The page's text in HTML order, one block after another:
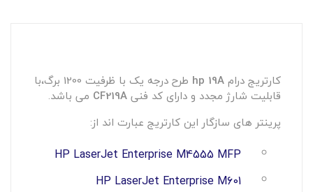
کارتریج درام
طرح درجه یک با ظرفیت 1200 برگ،با
قابلیت شارژ مجدد و دارای کد فنیCF219A می باشد.
پرینتر های سازگار این کارتریج عبارت اند از:
HP LaserJet Enterprise M4555 MFP
HP LaserJet Enterprise M601